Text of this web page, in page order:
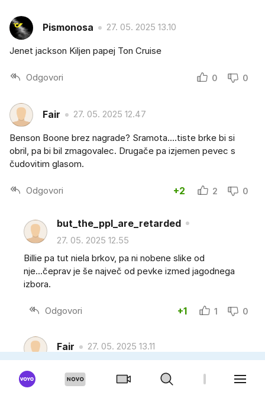
Pismonosa 27. 05. 2025 13.10
Jenet jackson Kiljen papej Ton Cruise
Odgovori 0 0
Fair 27. 05. 2025 12.47
Benson Boone brez nagrade? Sramota....tiste brke bi si
obril, pa bi bil zmagovalec. Drugače pa izjemen pevec s
čudovitim glasom.
Odgovori +2 2 0
but_the_ppl_are_retarded
27. 05. 2025 12.55
Billie pa tut niela brkov, pa ni nobene slike od
nje...čeprav je še največ od pevke izmed jagodnega
izbora.
Odgovori +1 1 0
Fair 27. 05. 2025 13.11
😂, verjetno res